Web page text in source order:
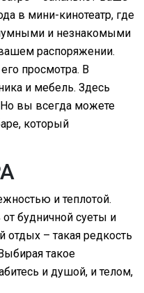
в мини-кинотеатр, где
и незнакомыми
распоряжении.
просмотра. В
и мебель. Здесь
вы всегда можете
который
и теплотой.
будничной суеты и
– такая редкость
такое
и душой, и телом,